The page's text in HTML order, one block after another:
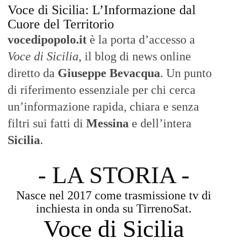
Voce di Sicilia: L’Informazione dal
Cuore del Territorio
vocedipopolo.it è la porta d’accesso a
Voce di Sicilia, il blog di news online
diretto da Giuseppe Bevacqua. Un punto
di riferimento essenziale per chi cerca
un’informazione rapida, chiara e senza
filtri sui fatti di Messina e dell’intera
Sicilia.
- LA STORIA -
Nasce nel 2017 come trasmissione tv di
inchiesta in onda su TirrenoSat.
Voce di Sicilia